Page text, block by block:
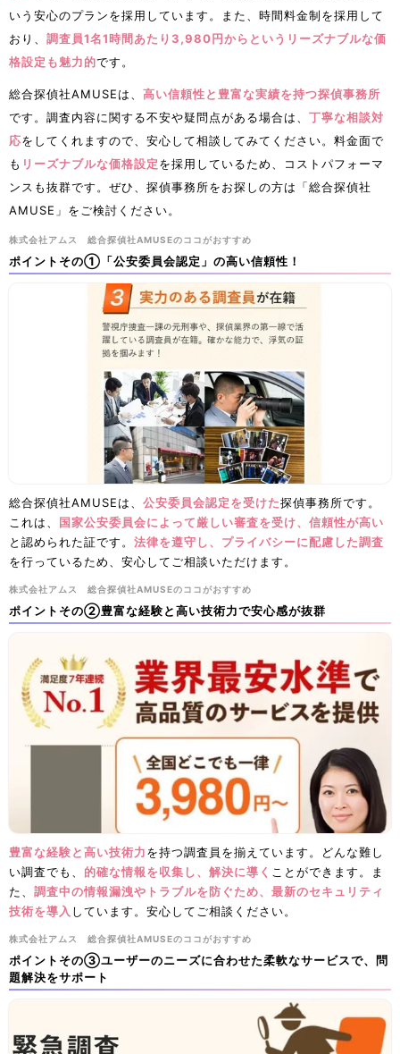
いう安心のプランを採用しています。また、時間料金制を採用して
おり、 調査員1名1時間あたり3,980円からというリーズナブルな価
格設定も魅力的です。
総合探偵社AMUSEは、 高い信頼性と豊富な実績を持つ探偵事務所
です。調査内容に関する不安や疑問点がある場合は、 丁寧な相談対
応をしてくれますので、安心して相談してみてください。料金面で
も リーズナブルな価格設定を採用しているため、コストパフォーマ
ンスも抜群です。ぜひ、探偵事務所をお探しの方は「総合探偵社
AMUSE」をご検討ください。
​株式会社アムス 総合探偵社AMUSEのココがおすすめ
ポイントその①「公安委員会認定」の高い信頼性！
総合探偵社AMUSEは、 公安委員会認定を受けた探偵事務所です。
これは、 国家公安委員会によって厳しい審査を受け、信頼性が高い
と認められた証です。 法律を遵守し、プライバシーに配慮した調査
を行っているため、安心してご相談いただけます。
​株式会社アムス 総合探偵社AMUSEのココがおすすめ
ポイントその②豊富な経験と高い技術力で安心感が抜群
豊富な経験と高い技術力を持つ調査員を揃えています。どんな難し
い調査でも、 的確な情報を収集し、解決に導く ことができます。ま
た、 調査中の情報漏洩やトラブルを防ぐため、最新のセキュリティ
技術を導入 しています。安心してご相談ください。
​株式会社アムス 総合探偵社AMUSEのココがおすすめ
ポイントその③ユーザーのニーズに合わせた柔軟なサービスで、問
題解決をサポート